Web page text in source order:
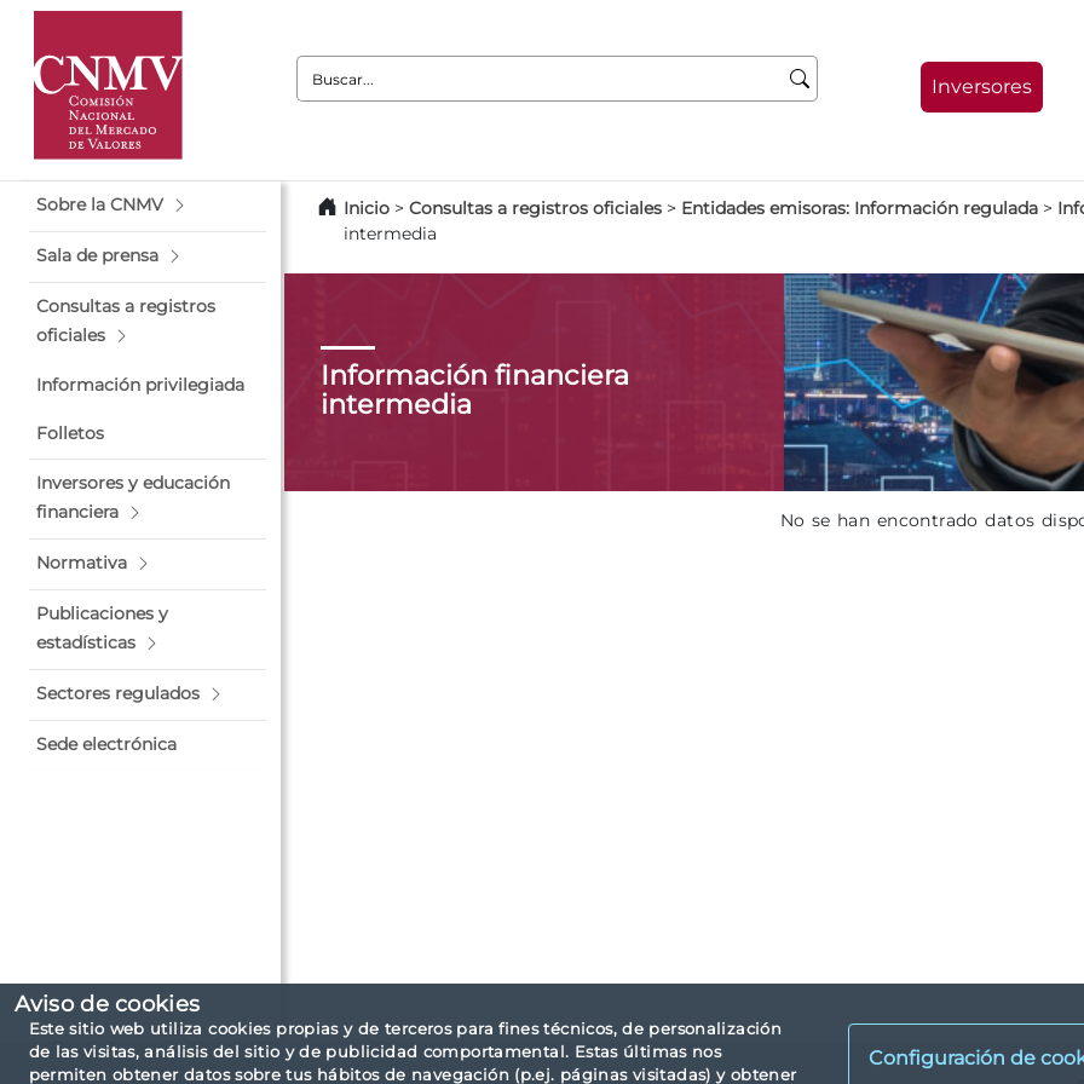
Aviso de cookies
Este sitio web utiliza cookies propias y de terceros para fines técnicos, de personalización
de las visitas, análisis del sitio y de publicidad comportamental. Estas últimas nos
permiten obtener datos sobre tus hábitos de navegación (p.ej. páginas visitadas) y obtener
Configuración de
Buscar:
Inversores
Sobre la CNMV
Sala de prensa
Consultas a registros
oficiales
Información privilegiada
Folletos
Inversores y educación
financiera
Normativa
Publicaciones y
estadísticas
Sectores regulados
Sede electrónica
Inicio > Consultas a registros oficiales > Entidades emisoras: Información regulada >
intermedia
Información financiera
intermedia
No se han encontrado datos